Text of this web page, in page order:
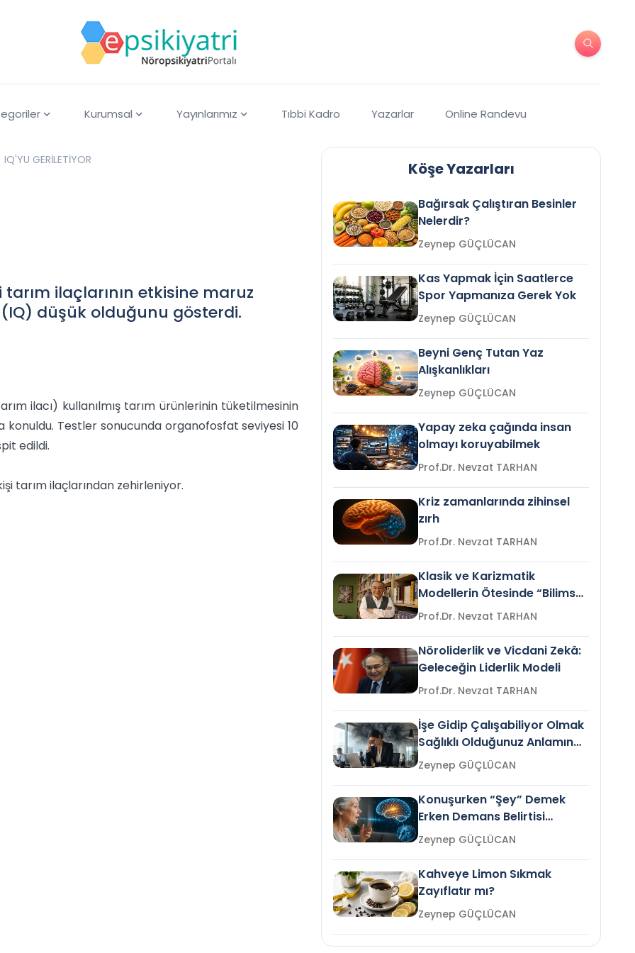
Kurumsal Yayınlarımız Tıbbi Kadro Yazarlar Online Randevu
IQ'YU GERİLETİYOR
ilaçlarının etkisine maruz
(IQ) düşük olduğunu gösterdi.
ilacı) kullanılmış tarım ürünlerinin tüketilmesinin
konuldu. Testler sonucunda organofosfat seviyesi 10
edildi.
tarım ilaçlarından zehirleniyor.
Köşe Yazarları
Bağırsak Çalıştıran Besinler
Nelerdir?
Zeynep GÜÇLÜCAN
Kas Yapmak İçin Saatlerce
Spor Yapmanıza Gerek Yok
Zeynep GÜÇLÜCAN
Beyni Genç Tutan Yaz
Alışkanlıkları
Zeynep GÜÇLÜCAN
Yapay zeka çağında insan
olmayı koruyabilmek
Prof.Dr. Nevzat TARHAN
Kriz zamanlarında zihinsel
zırh
Prof.Dr. Nevzat TARHAN
Klasik ve Karizmatik
Modellerin Ötesinde “Bilimsel
Liderlik”
Prof.Dr. Nevzat TARHAN
Nöroliderlik ve Vicdani Zekâ:
Geleceğin Liderlik Modeli
Prof.Dr. Nevzat TARHAN
İşe Gidip Çalışabiliyor Olmak
Sağlıklı Olduğunuz Anlamına
Gelir mi?Zeynep GÜÇLÜCAN
Konuşurken “Şey” Demek
Erken Demans Belirtisi
Olabilir mi?Zeynep GÜÇLÜCAN
Kahveye Limon Sıkmak
Zayıflatır mı?
Zeynep GÜÇLÜCAN